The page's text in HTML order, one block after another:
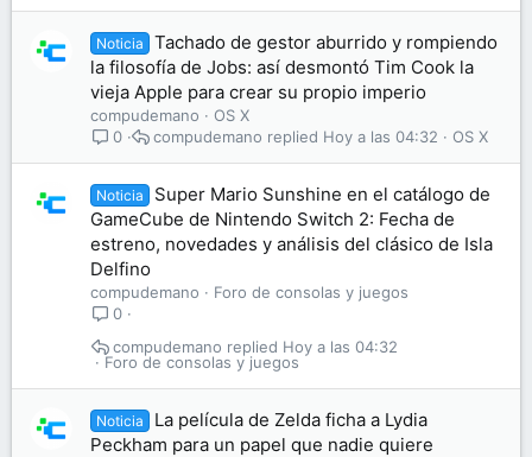
Noticia
Tachado de gestor aburrido y rompiendo
la filosofía de Jobs: así desmontó Tim Cook la
vieja Apple para crear su propio imperio
compudemano
OS X
0
OS X
Hoy a las 04:32
compudemano
Noticia
Super Mario Sunshine en el catálogo de
GameCube de Nintendo Switch 2: Fecha de
estreno, novedades y análisis del clásico de Isla
Delfino
compudemano
Foro de consolas y juegos
0
Foro de consolas y juegos
Hoy a las 04:32
compudemano
Noticia
La película de Zelda ficha a Lydia
Peckham para un papel que nadie quiere